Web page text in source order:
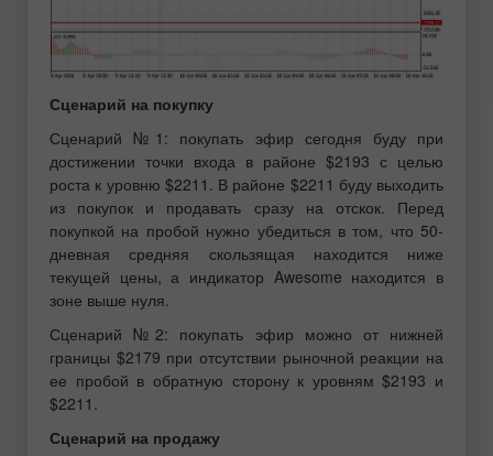
Сценарий на покупку
Сценарий №1: покупать эфир сегодня буду при
достижении точки входа в районе $2193 с целью
роста к уровню $2211. В районе $2211 буду выходить
из покупок и продавать сразу на отскок. Перед
покупкой на пробой нужно убедиться в том, что 50-
дневная средняя скользящая находится ниже
текущей цены, а индикатор Awesome находится в
зоне выше нуля.
Сценарий №2: покупать эфир можно от нижней
границы $2179 при отсутствии рыночной реакции на
ее пробой в обратную сторону к уровням $2193 и
$2211.
Сценарий на продажу